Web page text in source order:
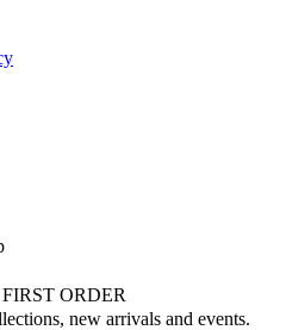
ORDER
new arrivals and events.